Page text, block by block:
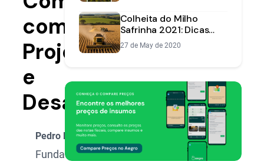
com
Projeções
e
Desafios
Pedro Dusso
Fundador e
Colheita do Milho
Safrinha 2021: Dicas
Essenciais e Análise de
Mercado
27 de May de 2020